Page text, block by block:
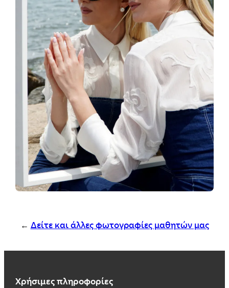
← Δείτε και άλλες φωτογραφίες μαθητών μας
Χρήσιμες πληροφορίες